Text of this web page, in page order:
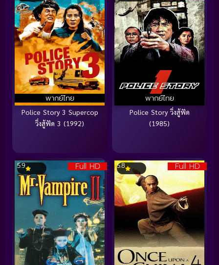
พากย์ไทย
Police Story 3 Supercop
วิ่งสู้ฟัด 3 (1992)
พากย์ไทย
Police Story วิ่งสู้ฟัด
(1985)
Full HD
5.9 Full HD
5.8